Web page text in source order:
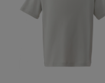
暑い季節向けのジャ
通気性が高い生地を